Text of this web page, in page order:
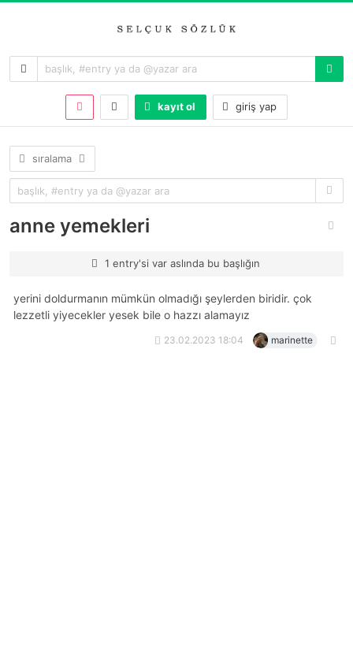
kayıt ol giriş yap
sıralama
anne yemekleri
1 entry'si var aslında bu başlığın
yerini doldurmanın mümkün olmadığı şeylerden biridir. çok
lezzetli yiyecekler yesek bile o hazzı alamayız
23.02.2023 18:04 marinette